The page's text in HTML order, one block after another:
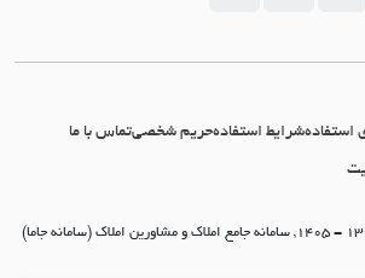
استفادهشرایط استفادهحریم شخصیتماس با ما